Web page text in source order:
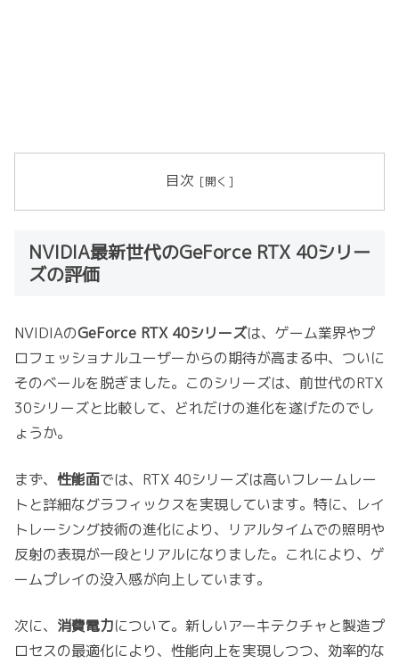
目次
NVIDIA最新世代のGeForce RTX 40シリー
ズの評価
NVIDIAのGeForce RTX 40シリーズは、ゲーム業界やプ
ロフェッショナルユーザーからの期待が高まる中、ついに
そのベールを脱ぎました。このシリーズは、前世代のRTX
30シリーズと比較して、どれだけの進化を遂げたのでし
ょうか。
まず、 性能面では、RTX 40シリーズは高いフレームレー
トと詳細なグラフィックスを実現しています。特に、レイ
トレーシング技術の進化により、リアルタイムでの照明や
反射の表現が一段とリアルになりました。これにより、ゲ
ームプレイの没入感が向上しています。
次に、 消費電力について。新しいアーキテクチャと製造プ
ロセスの最適化により、性能向上を実現しつつ、効率的な